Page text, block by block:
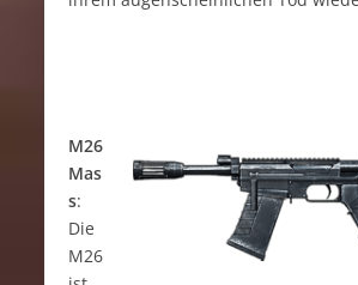
M26
Mas
s:
Die
M26